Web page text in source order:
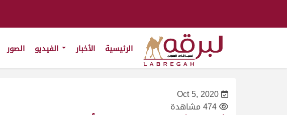
الرئيسية الأخبار الصور
Oct 5, 2020
474 مشاهدة